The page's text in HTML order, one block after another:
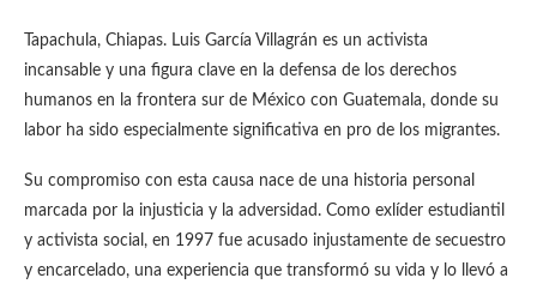
Tapachula, Chiapas. Luis García Villagrán es un activista
incansable y una figura clave en la defensa de los derechos
humanos en la frontera sur de México con Guatemala, donde su
labor ha sido especialmente significativa en pro de los migrantes.
Su compromiso con esta causa nace de una historia personal
marcada por la injusticia y la adversidad. Como exlíder estudiantil
y activista social, en 1997 fue acusado injustamente de secuestro
y encarcelado, una experiencia que transformó su vida y lo llevó a